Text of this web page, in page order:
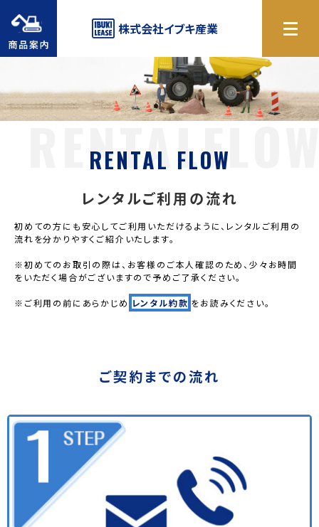
株式会社イブキ産業
RENTAL FLOW
レンタルご利用の流れ
初めての方にも安心してご利用いただけるように、レンタルご利用の
流れを分かりやすくご紹介いたします。
※初めてのお取引の際は、お客様のご本人確認のため、少々お時間
をいただく場合がございますので予めご了承ください。
※ご利用の前にあらかじめ レンタル約款 をお読みください。
ご契約までの流れ